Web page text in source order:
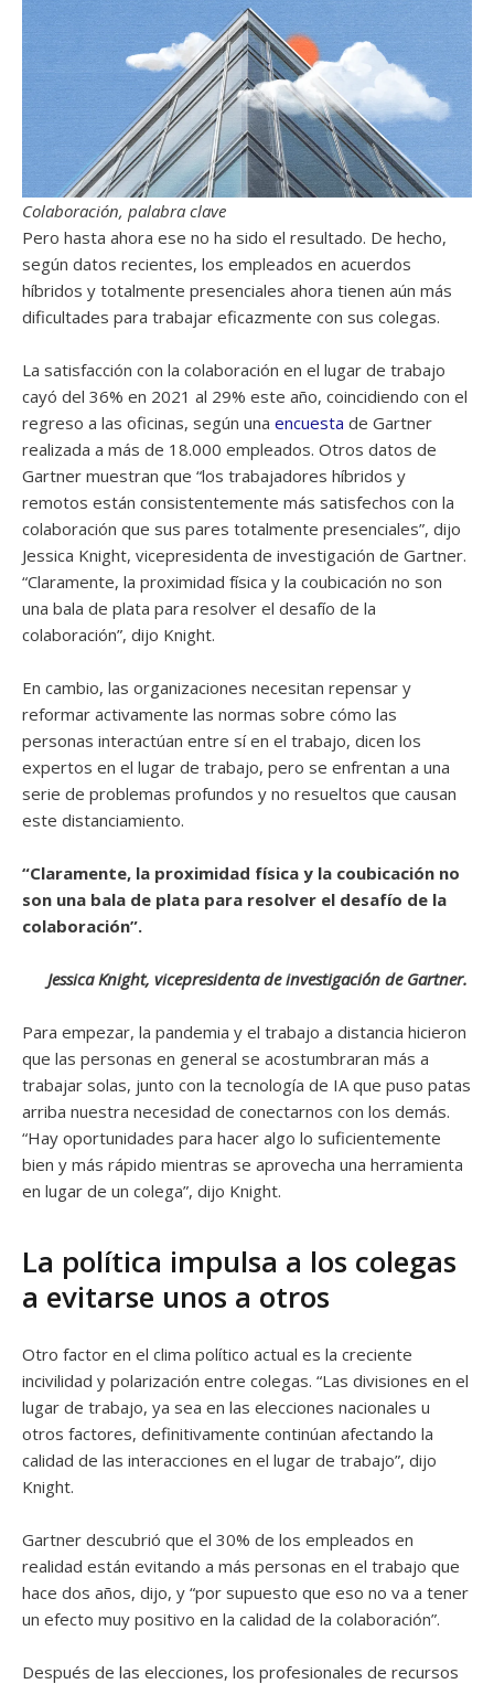
Colaboración, palabra clave
Pero hasta ahora ese no ha sido el resultado. De hecho,
según datos recientes, los empleados en acuerdos
híbridos y totalmente presenciales ahora tienen aún más
dificultades para trabajar eficazmente con sus colegas.
La satisfacción con la colaboración en el lugar de trabajo
cayó del 36% en 2021 al 29% este año, coincidiendo con el
regreso a las oficinas, según una encuesta de Gartner
realizada a más de 18.000 empleados. Otros datos de
Gartner muestran que “los trabajadores híbridos y
remotos están consistentemente más satisfechos con la
colaboración que sus pares totalmente presenciales”, dijo
Jessica Knight, vicepresidenta de investigación de Gartner.
“Claramente, la proximidad física y la coubicación no son
una bala de plata para resolver el desafío de la
colaboración”, dijo Knight.
En cambio, las organizaciones necesitan repensar y
reformar activamente las normas sobre cómo las
personas interactúan entre sí en el trabajo, dicen los
expertos en el lugar de trabajo, pero se enfrentan a una
serie de problemas profundos y no resueltos que causan
este distanciamiento.
“Claramente, la proximidad física y la coubicación no
son una bala de plata para resolver el desafío de la
colaboración”.
Jessica Knight, vicepresidenta de investigación de Gartner.
Para empezar, la pandemia y el trabajo a distancia hicieron
que las personas en general se acostumbraran más a
trabajar solas, junto con la tecnología de IA que puso patas
arriba nuestra necesidad de conectarnos con los demás.
“Hay oportunidades para hacer algo lo suficientemente
bien y más rápido mientras se aprovecha una herramienta
en lugar de un colega”, dijo Knight.
La política impulsa a los colegas
a evitarse unos a otros
Otro factor en el clima político actual es la creciente
incivilidad y polarización entre colegas. “Las divisiones en el
lugar de trabajo, ya sea en las elecciones nacionales u
otros factores, definitivamente continúan afectando la
calidad de las interacciones en el lugar de trabajo”, dijo
Knight.
Gartner descubrió que el 30% de los empleados en
realidad están evitando a más personas en el trabajo que
hace dos años, dijo, y “por supuesto que eso no va a tener
un efecto muy positivo en la calidad de la colaboración”.
Después de las elecciones, los profesionales de recursos